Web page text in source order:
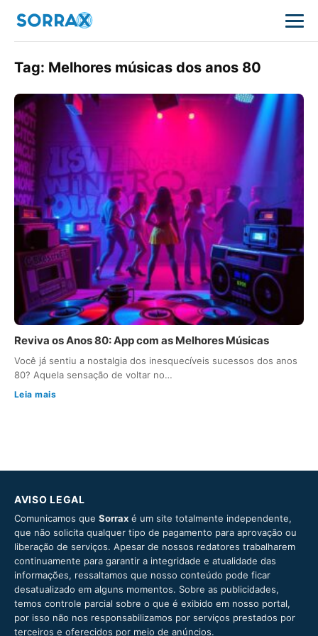
Tag: Melhores músicas dos anos 80
Reviva os Anos 80: App com as Melhores Músicas
Você já sentiu a nostalgia dos inesquecíveis sucessos dos anos
80? Aquela sensação de voltar no…
Leia mais
AVISO LEGAL
Comunicamos que Sorrax é um site totalmente independente,
que não solicita qualquer tipo de pagamento para aprovação ou
liberação de serviços. Apesar de nossos redatores trabalharem
continuamente para garantir a integridade e atualidade das
informações, ressaltamos que nosso conteúdo pode ficar
desatualizado em alguns momentos. Sobre as publicidades,
temos controle parcial sobre o que é exibido em nosso portal,
por isso não nos responsabilizamos por serviços prestados por
terceiros e oferecidos por meio de anúncios.